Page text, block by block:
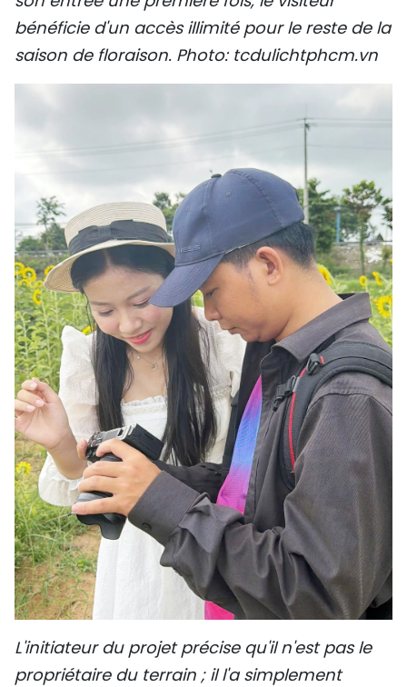
bénéficie d'un accès illimité pour le reste de la
saison de floraison. Photo: tcdulichtphcm.vn
L'initiateur du projet précise qu'il n'est pas le
propriétaire du terrain ; il l'a simplement